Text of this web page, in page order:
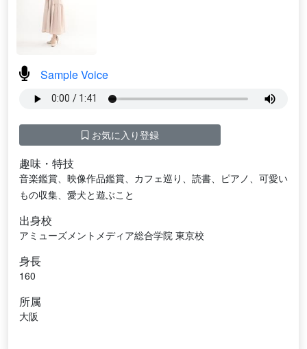
Sample Voice
お気に入り登録
趣味・特技
音楽鑑賞、映像作品鑑賞、カフェ巡り、読書、ピアノ、可愛い
もの収集、愛犬と遊ぶこと
出身校
アミューズメントメディア総合学院 東京校
身長
160
所属
大阪